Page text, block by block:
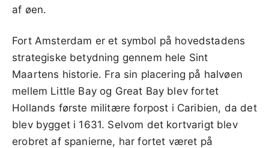
af øen.
Fort Amsterdam er et symbol på hovedstadens
strategiske betydning gennem hele Sint
Maartens historie. Fra sin placering på halvøen
mellem Little Bay og Great Bay blev fortet
Hollands første militære forpost i Caribien, da det
blev bygget i 1631. Selvom det kortvarigt blev
erobret af spanierne, har fortet været på